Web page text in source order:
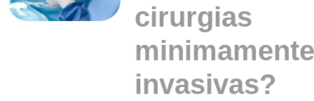
cirurgias
minimamente
invasivas?